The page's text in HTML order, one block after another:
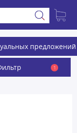
предложений
1